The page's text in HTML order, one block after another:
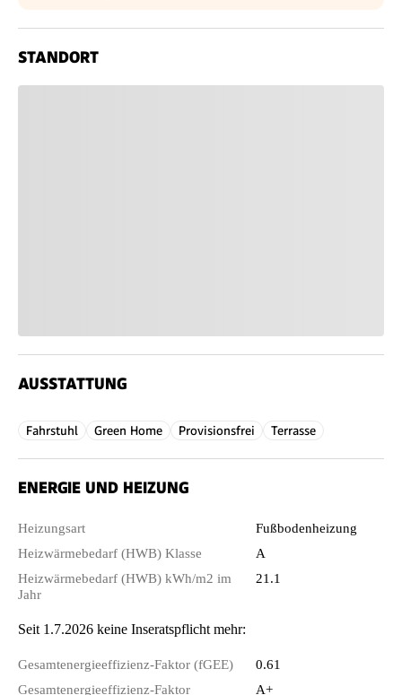
STANDORT
AUSSTATTUNG
Fahrstuhl Green Home Provisionsfrei Terrasse
ENERGIE UND HEIZUNG
Heizungsart
Fußbodenheizung
Heizwärmebedarf (HWB) Klasse
A
Heizwärmebedarf (HWB) kWh/m2 im
Jahr
21.1
Seit 1.7.2026 keine Inseratspflicht mehr:
Gesamtenergieeffizienz-Faktor (fGEE)
0.61
Gesamtenergieeffizienz-Faktor
A+